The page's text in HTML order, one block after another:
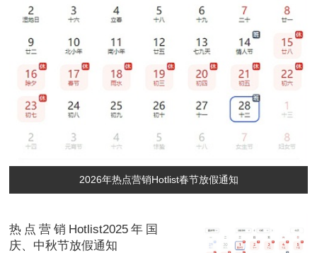
2026年热点营销Hotlist春节放假通知
热点营销Hotlist2025年国
庆、中秋节放假通知